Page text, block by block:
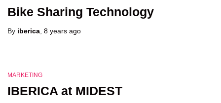
Bike Sharing Technology
By iberica 8 years ago
MARKETING
IBERICA at MIDEST